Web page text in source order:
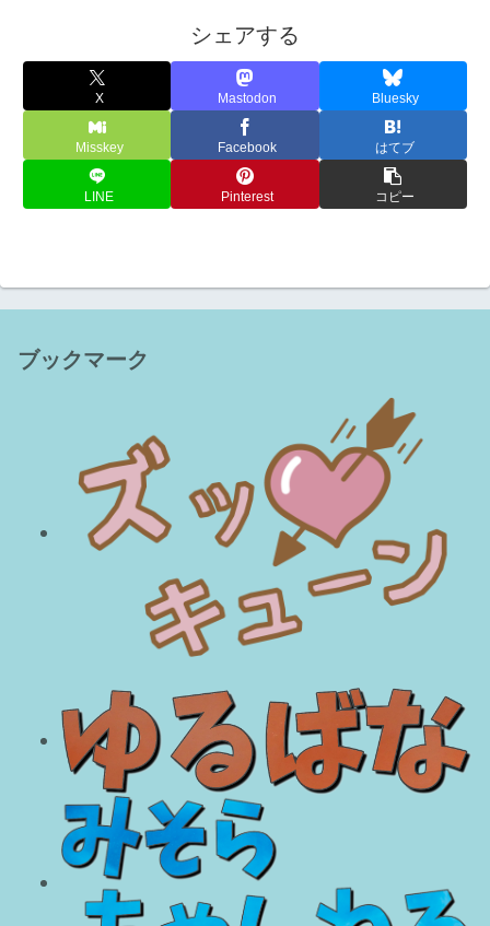
シェアする
X Mastodon Bluesky
Misskey Facebook はてブ
LINE Pinterest コピー
ブックマーク